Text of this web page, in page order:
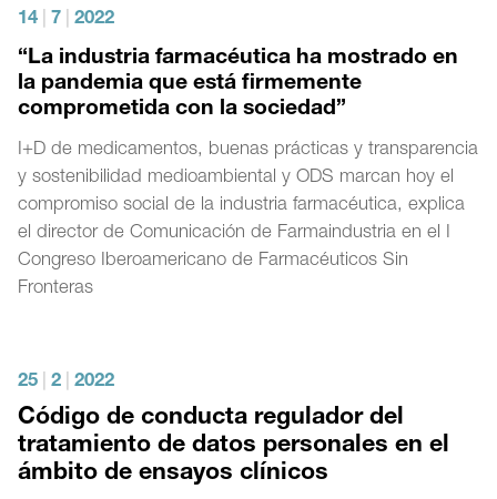
14 7 2022
“La industria farmacéutica ha mostrado en
la pandemia que está firmemente
comprometida con la sociedad”
I+D de medicamentos, buenas prácticas y transparencia
y sostenibilidad medioambiental y ODS marcan hoy el
compromiso social de la industria farmacéutica, explica
el director de Comunicación de Farmaindustria en el I
Congreso Iberoamericano de Farmacéuticos Sin
Fronteras
25 2 2022
Código de conducta regulador del
tratamiento de datos personales en el
ámbito de ensayos clínicos